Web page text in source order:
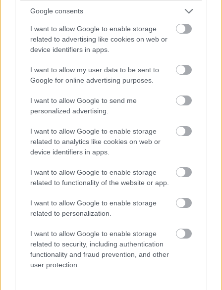
Google consents
I want to allow Google to enable storage
related to advertising like cookies on web or
device identifiers in apps.
I want to allow my user data to be sent to
Google for online advertising purposes.
I want to allow Google to send me
personalized advertising.
I want to allow Google to enable storage
related to analytics like cookies on web or
device identifiers in apps.
I want to allow Google to enable storage
related to functionality of the website or app.
I want to allow Google to enable storage
related to personalization.
I want to allow Google to enable storage
related to security, including authentication
functionality and fraud prevention, and other
user protection.
HV320-as szériaezzel szemben a hordozhatóságot
külső HDD (az 1 és 2 TB-os modell), ezért zsebben is
könnyedén hordozható. Elegáns, szálcsiszolt hatású
borítást kapott, fekete, fehér és kék színben érhető el.
Maximum 5 TB-os kapacitás választható.
Pulzusméréssel segíti a biztonságos mozgást az új
balatoni kardioösvény (X)